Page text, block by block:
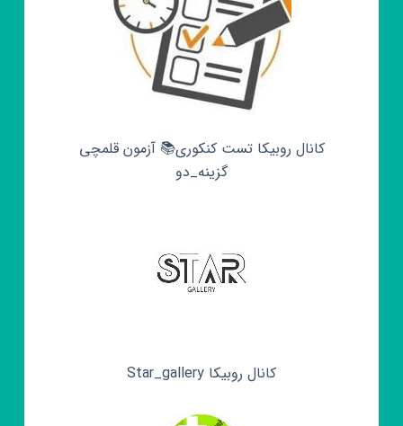
کانال روبیکا تست کنکوری📚 آزمون قلمچی‌‌
گزینه_دو
کانال روبیکا Star_gallery